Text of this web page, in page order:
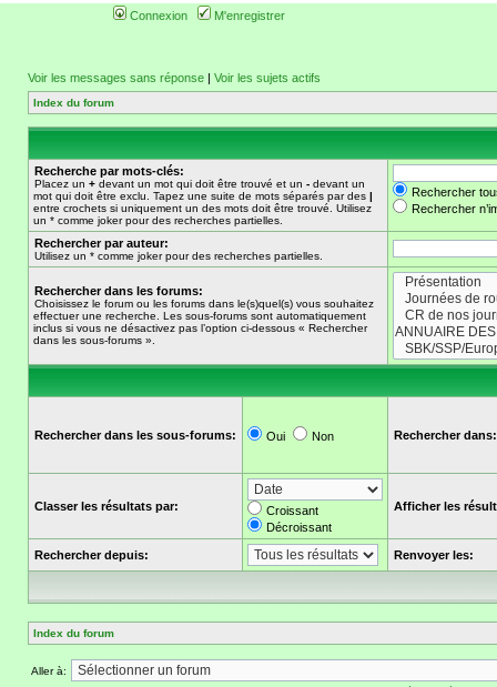
Connexion M'enregistrer
Voir les messages sans réponse | Voir les sujets actifs
Index du forum
Recherche par mots-clés:
Placez un + devant un mot qui doit être trouvé et un - devant un
mot qui doit être exclu. Tapez une suite de mots séparés par des |
entre crochets si uniquement un des mots doit être trouvé. Utilisez
un * comme joker pour des recherches partielles.
Rechercher
Rechercher
Rechercher par auteur:
Utilisez un * comme joker pour des recherches partielles.
Rechercher dans les forums:
Choisissez le forum ou les forums dans le(s)quel(s) vous souhaitez
effectuer une recherche. Les sous-forums sont automatiquement
inclus si vous ne désactivez pas l’option ci-dessous « Rechercher
dans les sous-forums ».
Rechercher dans les sous-forums: Oui Non Rechercher dans:
Classer les résultats par:
Croissant
Décroissant
Afficher les
Rechercher depuis: Renvoyer les:
Index du forum
Aller à: